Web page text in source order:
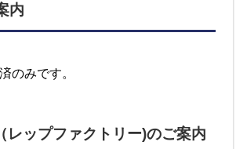
内
のみです。
ップファクトリー)のご案内